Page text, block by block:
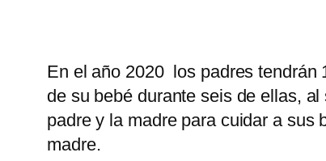
En el año 2020 los padres tendrán
de su bebé durante seis de ellas,
padre y la madre para cuidar a sus
madre.